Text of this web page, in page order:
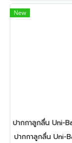
New
ปากกาลูกลื่น Uni-
ปากกาลูกลื่น Uni-